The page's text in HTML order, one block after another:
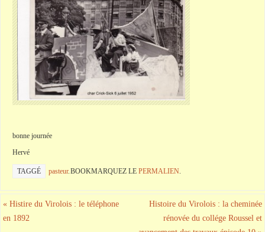
bonne journée
Hervé
TAGGÉ pasteur.BOOKMARQUEZ LE PERMALIEN.
« Histire du Virolois : le téléphone
en 1892
Histoire du Virolois : la cheminée
rénovée du collége Roussel et